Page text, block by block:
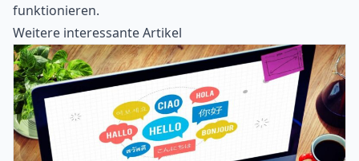
funktionieren.
Weitere interessante Artikel